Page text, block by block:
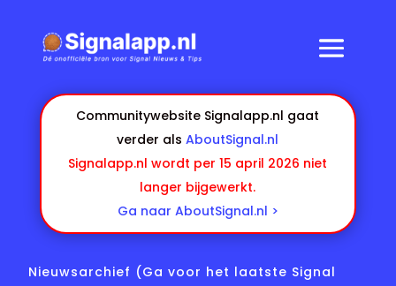
Communitywebsite Signalapp.nl gaat
verder alsAboutSignal.nl
Signalapp.nl wordt per 15 april 2026 niet
langer bijgewerkt.
Ga naar AboutSignal.nl >
Nieuwsarchief (Ga voor het laatste Signal